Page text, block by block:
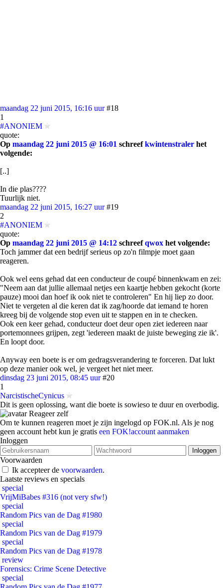
maandag 22 juni 2015, 16:16 uur #18
1
#ANONIEM
quote:
Op maandag 22 juni 2015 @ 16:01 schreefkwintenstraler het
volgende:
[..]
In die plas????
Tuurlijk niet.
maandag 22 juni 2015, 16:27 uur #19
2
#ANONIEM
quote:
Op maandag 22 juni 2015 @ 14:12 schreefqwox het volgende:
Toch jammer dat een bedrijf serieus op zo'n filmpje moet gaan
reageren.
Ook wel eens gehad dat een conducteur de coupé binnenkwam en zei:
"Neem aan dat jullie allemaal netjes een kaartje hebben gekocht (korte
pauze) mooi dan hoef ik ook niet te controleren" En hij liep zo door.
Niet te vergeten al die keren dat ik zag/hoorde dat iemand te horen
kreeg bij de volgende stop even uit te stappen en in te checken.
Ook een keer gehad, conducteur doet deur open ziet iedereen naar
portemonnees grijpen, zegt 'iedereen maakt de juiste beweging zie ik'.
En loopt door.
Anyway een boete is er om gedragsverandering te forceren. Dat lukt
op deze manier ook wel, je vergeet het niet meer.
dinsdag 23 juni 2015, 08:45 uur #20
1
NarcistischeCynicus
Dit is geen oplossing, want die boete is sowieso te duur en overbodig.
Reageer zelf
Om te kunnen reageren moet je zijn ingelogd op FOK.nl. Als je nog
geen account hebt kun je gratis een FOK!account aanmaken
Inloggen
Voorwaarden
Ik accepteer de voorwaarden.
Laatste reviews en specials
special
VrijMiBabes #316 (not very sfw!)
special
Random Pics van de Dag #1980
special
Random Pics van de Dag #1979
special
Random Pics van de Dag #1978
review
Forensics: Crime Scene Detective
special